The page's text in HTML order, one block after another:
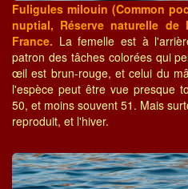
Fuligules milouin (Common
nuptial, Réserve naturelle de
France. La femelle est à
patron des tâches colorées qui
œil est brun-rouge, et celui du
l'espèce peut être vue presque
50, et moins souvent 51. Mais
reproduit, et l'hiver.